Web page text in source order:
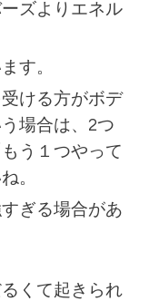
ズよりエネル
す。
ける方がボデ
場合は、2つ
う１つやって
。
ぎる場合があ
くて起きられ